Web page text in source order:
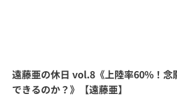
遠藤亜の休日 vol.8《上陸率60%！念
できるのか？》【遠藤亜】